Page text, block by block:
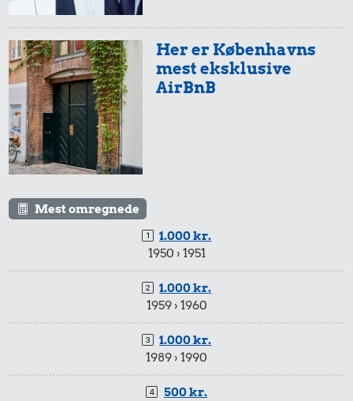
Her er Københavns
mest eksklusive
AirBnB
Mest omregnede
1.000 kr.
1950 › 1951
1.000 kr.
1959 › 1960
1.000 kr.
1989 › 1990
500 kr.